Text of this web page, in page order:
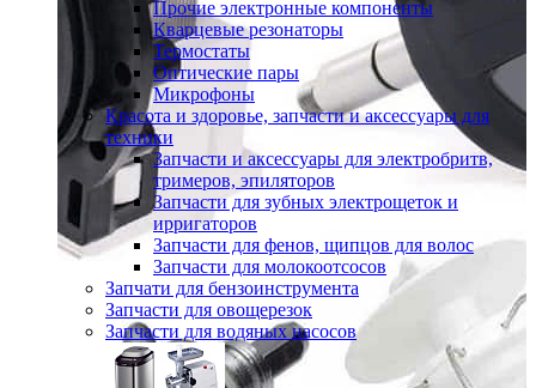
Прочие электронные компоненты
Кварцевые резонаторы
Термостаты
Оптические пары
Микрофоны
Красота и здоровье, запчасти и аксессуары для
техники
Запчасти и аксессуары для электробритв,
тримеров, эпиляторов
Запчасти для зубных электрощеток и
ирригаторов
Запчасти для фенов, щипцов для волос
Запчасти для молокоотсосов
Запчати для бензоинструмента
Запчасти для овощерезок
Запчасти для водяных насосов